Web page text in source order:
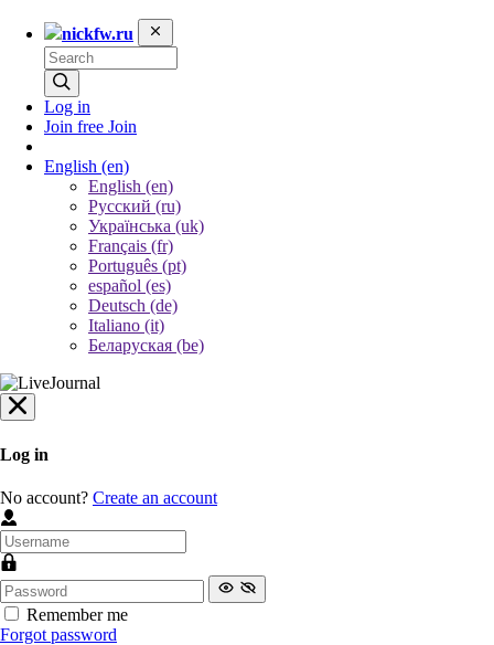
nickfw.ru
Log in
Join free Join
English (en)
English (en)
Русский (ru)
Українська (uk)
Français (fr)
Português (pt)
español (es)
Deutsch (de)
Italiano (it)
Беларуская (be)
Log in
No account? Create an account
Remember me
Forgot password